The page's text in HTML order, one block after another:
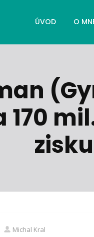
ÚVOD O
Michal Kral